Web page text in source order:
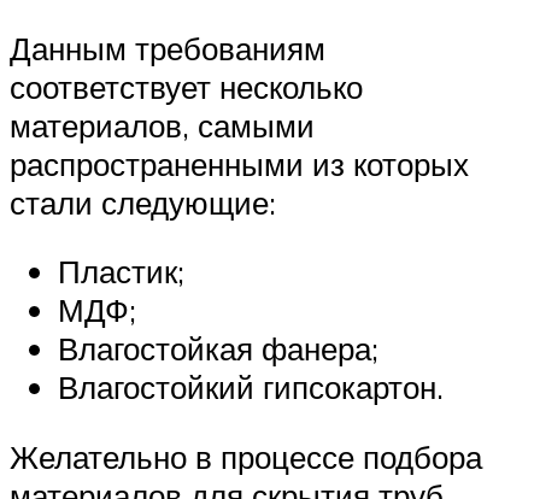
Данным требованиям
соответствует несколько
материалов, самыми
распространенными из которых
стали следующие:
Пластик;
МДФ;
Влагостойкая фанера;
Влагостойкий гипсокартон.
Желательно в процессе подбора